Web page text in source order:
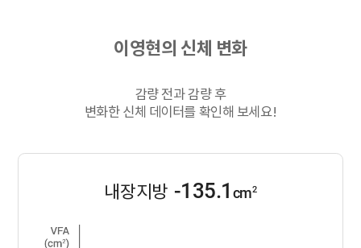
이영현의 신체 변화
감량 전과 감량 후
변화한 신체 데이터를 확인해 보세요!
내장지방 -135.1 cm2